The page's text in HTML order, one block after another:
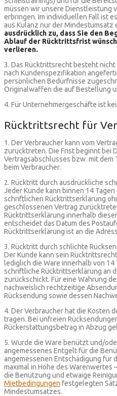
müssen wir unsere Dienstleistung
erbringen. Im individuellen Fall ist
aus Kulanz nur der Mindestumsatz
ausdrücklich zu, dass Sie den
Ablauf der Rücktrittsfrist
verlieren.
3. Das Rücktrittsrecht besteht
nach Kundenspezifikation
persönlichen Bedürfnisse
Originalwaffen die auf Bestellung
4. Für Unternehmergeschäfte ist
Rücktrittsrecht für
1. Der Verbraucher kann vom
zurücktreten. Die Frist beginnt bei
Vertragsabschlusses bzw. mit dem
beim Verbraucher.
2. Rücktritt durch ausdrückliche
Jeder Kunde kann binnen 14
schriftlichen Rücktrittserklärung
geschlossenen Vertrag
Rücktrittserklärung innerhalb
entscheidet das Datum des
Rücktrittserklärung ist an die
3. Rücktritt durch schlichte
Der Kunde kann sein
lediglich die Ware innerhalb von 14
schriftliche Rücktrittserklärung an
zurückschickt. Für eine Wahrung
nachweislich rechtzeitige
Rücksendung sowie dessen
4. Der Verbraucher hat die Kosten
tragen. Bei unfreien
Rückerstattungsbetrag in Abzug
5. Wurde die Ware benützt und/
angemessenes Entgelt für die
angemessenen Entschädigung für
maximal in Höhe des Warenwertes
die Benützung und etwaige
Mietbedingungen festgelegten
Mindestumsatzes.